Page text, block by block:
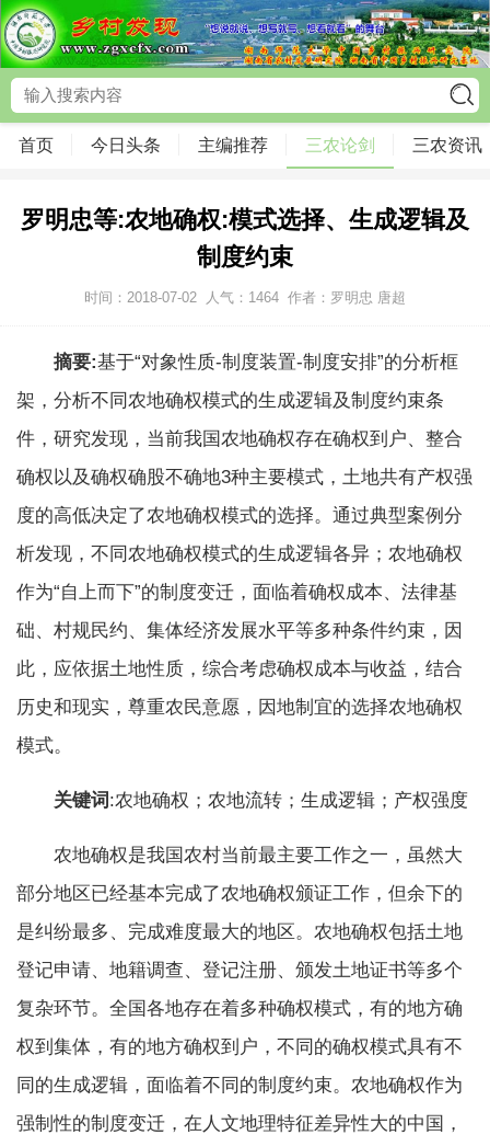
首页 今日头条 主编推荐 三农论剑 三农资讯
罗明忠等:农地确权:模式选择、生成逻辑及
制度约束
时间：2018-07-02 人气： 1464 作者：罗明忠 唐超
摘要:基于“对象性质-制度装置-制度安排”的分析框
架，分析不同农地确权模式的生成逻辑及制度约束条
件，研究发现，当前我国农地确权存在确权到户、整合
确权以及确权确股不确地3种主要模式，土地共有产权强
度的高低决定了农地确权模式的选择。通过典型案例分
析发现，不同农地确权模式的生成逻辑各异；农地确权
作为“自上而下”的制度变迁，面临着确权成本、法律基
础、村规民约、集体经济发展水平等多种条件约束，因
此，应依据土地性质，综合考虑确权成本与收益，结合
历史和现实，尊重农民意愿，因地制宜的选择农地确权
模式。
关键词 :农地确权；农地流转；生成逻辑；产权强度
农地确权是我国农村当前最主要工作之一，虽然大
部分地区已经基本完成了农地确权颁证工作，但余下的
是纠纷最多、完成难度最大的地区。农地确权包括土地
登记申请、地籍调查、登记注册、颁发土地证书等多个
复杂环节。全国各地存在着多种确权模式，有的地方确
权到集体，有的地方确权到户，不同的确权模式具有不
同的生成逻辑，面临着不同的制度约束。农地确权作为
强制性的制度变迁，在人文地理特征差异性大的中国，